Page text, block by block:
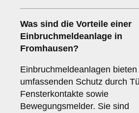
Was sind die Vorteile einer
Einbruchmeldeanlage in
Fromhausen?
Einbruchmeldeanlagen bieten
umfassenden Schutz durch
Fensterkontakte sowie
Bewegungsmelder. Sie sind